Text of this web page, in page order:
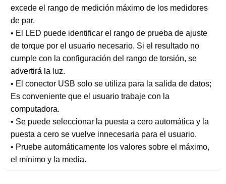
excede el rango de medición máximo de los medidores
de par.
• El LED puede identificar el rango de prueba de ajuste
de torque por el usuario necesario. Si el resultado no
cumple con la configuración del rango de torsión, se
advertirá la luz.
• El conector USB solo se utiliza para la salida de datos;
Es conveniente que el usuario trabaje con la
computadora.
• Se puede seleccionar la puesta a cero automática y la
puesta a cero se vuelve innecesaria para el usuario.
• Pruebe automáticamente los valores sobre el máximo,
el mínimo y la media.